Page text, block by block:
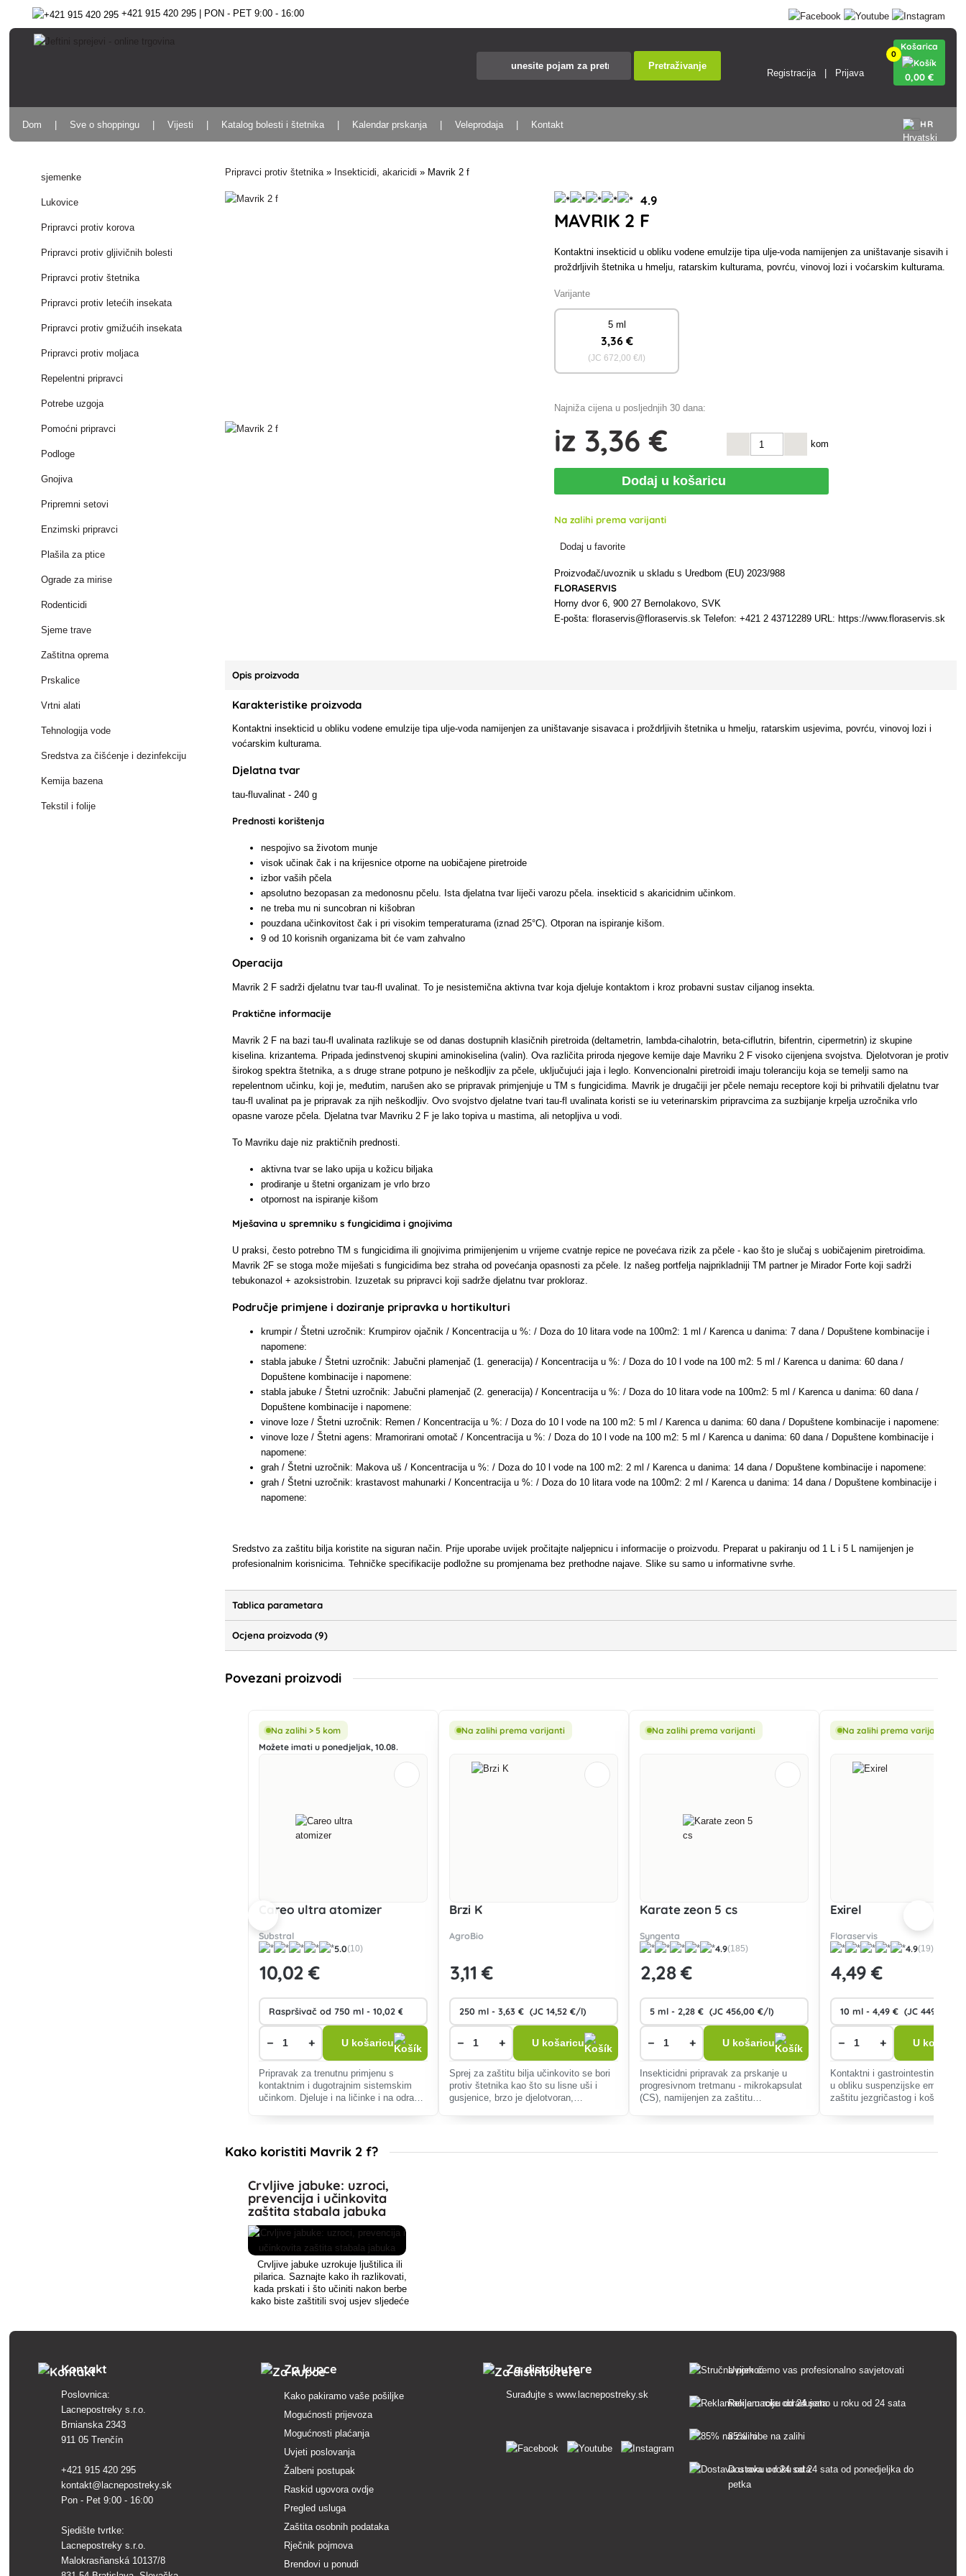
+421 915 420 295 | PON - PET 9:00 - 16:00
Pretraživanje
Registracija Prijava
0
Košarica
0,00 €
HR
Dom Sve o shoppingu Vijesti Katalog bolesti i štetnika Kalendar prskanja Veleprodaja Kontakt
sjemenke
Lukovice
Pripravci protiv korova
Pripravci protiv gljivičnih bolesti
Pripravci protiv štetnika
Pripravci protiv letećih insekata
Pripravci protiv gmižućih insekata
Pripravci protiv moljaca
Repelentni pripravci
Potrebe uzgoja
Pomoćni pripravci
Podloge
Gnojiva
Pripremni setovi
Enzimski pripravci
Plašila za ptice
Ograde za mirise
Rodenticidi
Sjeme trave
Zaštitna oprema
Prskalice
Vrtni alati
Tehnologija vode
Sredstva za čišćenje i dezinfekciju
Kemija bazena
Tekstil i folije
Pripravci protiv štetnika» Insekticidi, akaricidi » Mavrik 2 f
4.9
MAVRIK 2 F
Kontaktni insekticid u obliku vodene emulzije tipa ulje-voda namijenjen za uništavanje sisavih i
proždrljivih štetnika u hmelju, ratarskim kulturama, povrću, vinovoj lozi i voćarskim kulturama.
Varijante
5 ml
3,36 €
(JC672,00 €/l)
Najniža cijena u posljednjih 30 dana:
iz 3,36 € kom
Dodaj u košaricu
Na zalihi prema varijanti
Dodaj u favorite
Proizvođač/uvoznik u skladu s Uredbom (EU) 2023/988
FLORASERVIS
Horny dvor 6, 900 27 Bernolakovo, SVK
E-pošta: floraservis@floraservis.sk Telefon: +421 2 43712289 URL: https://www.floraservis.sk
Opis proizvoda
Karakteristike proizvoda
Kontaktni insekticid u obliku vodene emulzije tipa ulje-voda namijenjen za uništavanje sisavaca i proždrljivih štetnika u hmelju, ratarskim usjevima, povrću, vinovoj lozi i
voćarskim kulturama.
Djelatna tvar
tau-fluvalinat - 240 g
Prednosti korištenja
nespojivo sa životom munje
visok učinak čak i na krijesnice otporne na uobičajene piretroide
izbor vaših pčela
apsolutno bezopasan za medonosnu pčelu. Ista djelatna tvar liječi varozu pčela. insekticid s akaricidnim učinkom.
ne treba mu ni suncobran ni kišobran
pouzdana učinkovitost čak i pri visokim temperaturama (iznad 25°C). Otporan na ispiranje kišom.
9 od 10 korisnih organizama bit će vam zahvalno
Operacija
Mavrik 2 F sadrži djelatnu tvar tau-fl uvalinat. To je nesistemična aktivna tvar koja djeluje kontaktom i kroz probavni sustav ciljanog insekta.
Praktične informacije
Mavrik 2 F na bazi tau-fl uvalinata razlikuje se od danas dostupnih klasičnih piretroida (deltametrin, lambda-cihalotrin, beta-ciflutrin, bifentrin, cipermetrin) iz skupine
kiselina. krizantema. Pripada jedinstvenoj skupini aminokiselina (valin). Ova različita priroda njegove kemije daje Mavriku 2 F visoko cijenjena svojstva. Djelotvoran je protiv
širokog spektra štetnika, a s druge strane potpuno je neškodljiv za pčele, uključujući jaja i leglo. Konvencionalni piretroidi imaju toleranciju koja se temelji samo na
repelentnom učinku, koji je, međutim, narušen ako se pripravak primjenjuje u TM s fungicidima. Mavrik je drugačiji jer pčele nemaju receptore koji bi prihvatili djelatnu tvar
tau-fl uvalinat pa je pripravak za njih neškodljiv. Ovo svojstvo djelatne tvari tau-fl uvalinata koristi se iu veterinarskim pripravcima za suzbijanje krpelja uzročnika vrlo
opasne varoze pčela. Djelatna tvar Mavriku 2 F je lako topiva u mastima, ali netopljiva u vodi.
To Mavriku daje niz praktičnih prednosti.
aktivna tvar se lako upija u kožicu biljaka
prodiranje u štetni organizam je vrlo brzo
otpornost na ispiranje kišom
Mješavina u spremniku s fungicidima i gnojivima
U praksi, često potrebno TM s fungicidima ili gnojivima primijenjenim u vrijeme cvatnje repice ne povećava rizik za pčele - kao što je slučaj s uobičajenim piretroidima.
Mavrik 2F se stoga može miješati s fungicidima bez straha od povećanja opasnosti za pčele. Iz našeg portfelja najprikladniji TM partner je Mirador Forte koji sadrži
tebukonazol + azoksistrobin. Izuzetak su pripravci koji sadrže djelatnu tvar prokloraz.
Područje primjene i doziranje pripravka u hortikulturi
krumpir / Štetni uzročnik: Krumpirov ojačnik / Koncentracija u %: / Doza do 10 litara vode na 100m2: 1 ml / Karenca u danima: 7 dana / Dopuštene kombinacije i
napomene:
stabla jabuke / Štetni uzročnik: Jabučni plamenjač (1. generacija) / Koncentracija u %: / Doza do 10 l vode na 100 m2: 5 ml / Karenca u danima: 60 dana /
Dopuštene kombinacije i napomene:
stabla jabuke / Štetni uzročnik: Jabučni plamenjač (2. generacija) / Koncentracija u %: / Doza do 10 litara vode na 100m2: 5 ml / Karenca u danima: 60 dana /
Dopuštene kombinacije i napomene:
vinove loze / Štetni uzročnik: Remen / Koncentracija u %: / Doza do 10 l vode na 100 m2: 5 ml / Karenca u danima: 60 dana / Dopuštene kombinacije i napomene:
vinove loze / Štetni agens: Mramorirani omotač / Koncentracija u %: / Doza do 10 l vode na 100 m2: 5 ml / Karenca u danima: 60 dana / Dopuštene kombinacije i
napomene:
grah / Štetni uzročnik: Makova uš / Koncentracija u %: / Doza do 10 l vode na 100 m2: 2 ml / Karenca u danima: 14 dana / Dopuštene kombinacije i napomene:
grah / Štetni uzročnik: krastavost mahunarki / Koncentracija u %: / Doza do 10 litara vode na 100m2: 2 ml / Karenca u danima: 14 dana / Dopuštene kombinacije i
napomene:
Sredstvo za zaštitu bilja koristite na siguran način. Prije uporabe uvijek pročitajte naljepnicu i informacije o proizvodu. Preparat u pakiranju od 1 L i 5 L namijenjen je
profesionalnim korisnicima. Tehničke specifikacije podložne su promjenama bez prethodne najave. Slike su samo u informativne svrhe.
Tablica parametara
Ocjena proizvoda (9)
Povezani proizvodi
Na zalihi > 5 kom
Možete imati u ponedjeljak, 10.08.
Careo ultra atomizer
Substral
5.0(10)
10,02 €
− + U košaricu
Pripravak za trenutnu primjenu s
kontaktnim i dugotrajnim sistemskim
učinkom. Djeluje i na ličinke i na odrasle
Na zalihi prema varijanti
Brzi K
AgroBio
3,11 €
− + U košaricu
Sprej za zaštitu bilja učinkovito se bori
protiv štetnika kao što su lisne uši i
gusjenice, brzo je djelotvoran,
Na zalihi prema varijanti
Karate zeon 5 cs
Syngenta
4.9(185)
2,28 €
− + U košaricu
Insekticidni pripravak za prskanje u
progresivnom tretmanu - mikrokapsulat
(CS), namijenjen za zaštitu
Na zalihi prema varijanti
Exirel
Floraservis
4.9(19)
4,49 €
− + U košaricu
Kontaktni i gastrointestinalni
u obliku suspenzijske emulzije
zaštitu jezgričastog i
Kako koristiti Mavrik 2 f?
Crvljive jabuke: uzroci,
prevencija i učinkovita
zaštita stabala jabuka
Crvljive jabuke uzrokuje ljuštilica ili
pilarica. Saznajte kako ih razlikovati,
kada prskati i što učiniti nakon berbe
kako biste zaštitili svoj usjev sljedeće
Kontakt
Poslovnica:
Lacnepostreky s.r.o.
Brnianska 2343
911 05 Trenčín
+421 915 420 295
kontakt@lacnepostreky.sk
Pon - Pet 9:00 - 16:00
Sjedište tvrtke:
Lacnepostreky s.r.o.
Malokrasňanská 10137/8
Za kupce
Kako pakiramo vaše pošiljke
Mogućnosti prijevoza
Mogućnosti plaćanja
Uvjeti poslovanja
Žalbeni postupak
Raskid ugovora ovdje
Pregled usluga
Zaštita osobnih podataka
Rječnik pojmova
Brendovi u ponudi
Za distributere
Surađujte swww.lacnepostreky.sk
Uvijek ćemo vas profesionalno savjetovati
Reklamacije obrađujemo u roku od 24 sata
85% robe na zalihi
Dostava u roku od 24 sata od ponedjeljka do
petka